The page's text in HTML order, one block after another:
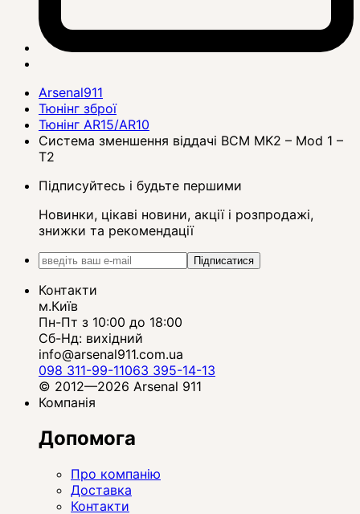
Arsenal911
Тюнінг зброї
Тюнінг AR15/AR10
Система зменшення віддачі BCM MK2 – Mod 1 –
T2
Підписуйтесь і будьте першими
Новинки, цікаві новини, акції і розпродажі,
знижки та рекомендації
Підписатися
Контакти
м.Київ
Пн-Пт з 10:00 до 18:00
Сб-Нд: вихідний
info@arsenal911.com.ua
098 311-99-11063 395-14-13
© 2012—2026 Arsenal 911
Компанія
Допомога
Про компанію
Доставка
Контакти